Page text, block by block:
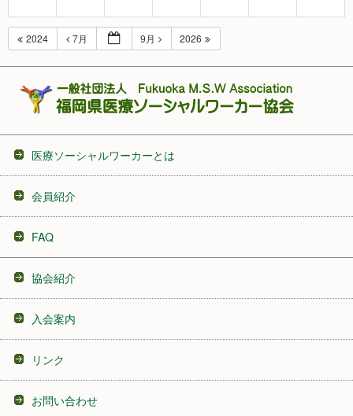
2024 7月 9月 2026
医療ソーシャルワーカーとは
会員紹介
FAQ
協会紹介
入会案内
リンク
お問い合わせ